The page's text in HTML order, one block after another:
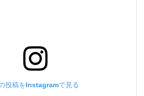
投稿をInstagramで見る